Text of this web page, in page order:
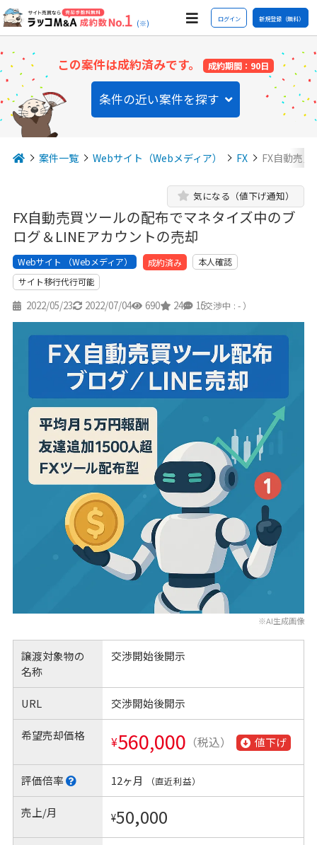
(※) ログイン 新規登録（無料）
この案件は成約済みです。 成約期間：90日
条件の近い案件を探す
案件一覧 Webサイト（Webメディア） FX FX自動売
FX自動売買ツールの配布でマネタイズ中のブ
ログ＆LINEアカウントの売却
気になる（値下げ通知）
Webサイト （Webメディア） 成約済み
本人確認
サイト移行代行可能
2022/05/23 2022/07/04 690 24 15
（交渉中 : - ）
※AI生成画像
譲渡対象物の
名称
交渉開始後開示
URL 交渉開始後開示
希望売却価格 ¥560,000 （税込） 値下げ
評価倍率 12ヶ月 （直近利益）
売上/月 ¥50,000